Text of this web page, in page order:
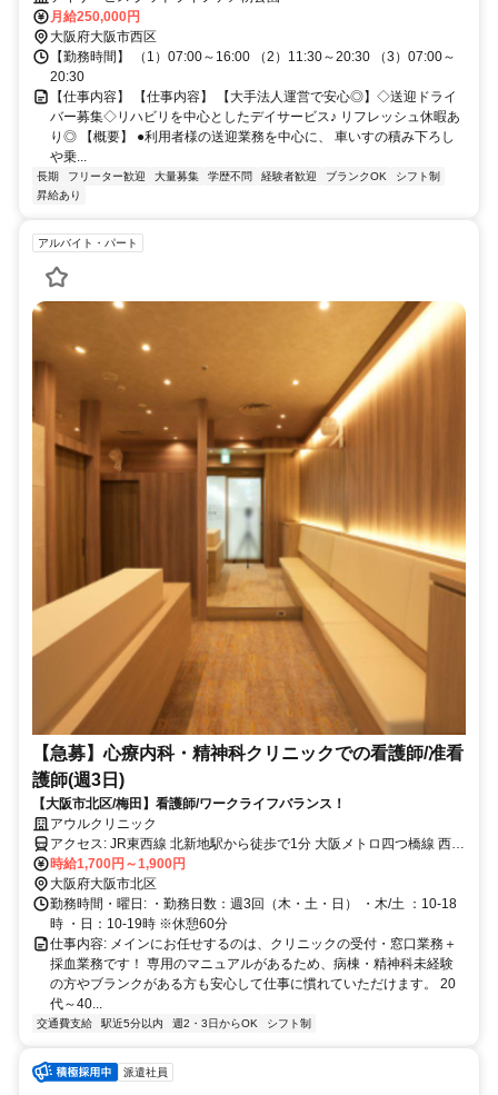
月給250,000円
大阪府大阪市西区
【勤務時間】 （1）07:00～16:00 （2）11:30～20:30 （3）07:00～
20:30
【仕事内容】 【仕事内容】 【大手法人運営で安心◎】◇送迎ドライ
バー募集◇リハビリを中心としたデイサービス♪ リフレッシュ休暇あ
り◎ 【概要】 ●利用者様の送迎業務を中心に、 車いすの積み下ろし
や乗...
長期 フリーター歓迎 大量募集 学歴不問 経験者歓迎 ブランクOK
シフト制
昇給あり
アルバイト・パート
【急募】心療内科・精神科クリニックでの看護師/准看
護師(週3日)
【大阪市北区/梅田】看護師/ワークライフバランス！
アウルクリニック
アクセス: JR東西線 北新地駅から徒歩で1分 大阪メトロ四つ橋線 西梅
田駅から徒歩で2分 阪神本線 大阪梅田駅から徒歩で4分
時給1,700円～1,900円
大阪府大阪市北区
勤務時間・曜日: ・勤務日数：週3回（木・土・日） ・木/土 ：10-18
時 ・日：10-19時 ※休憩60分
仕事内容: メインにお任せするのは、クリニックの受付・窓口業務＋
採血業務です！ 専用のマニュアルがあるため、病棟・精神科未経験
の方やブランクがある方も安心して仕事に慣れていただけます。 20
代～40...
交通費支給 駅近5分以内 週2・3日からOK シフト制
派遣社員